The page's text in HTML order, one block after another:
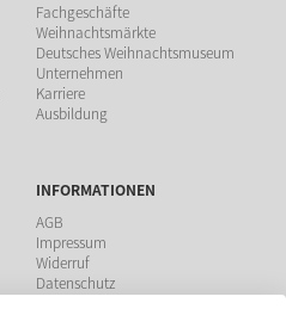
Fachgeschäfte
Weihnachtsmärkte
Deutsches Weihnachtsmuseum
Unternehmen
Karriere
Ausbildung
INFORMATIONEN
AGB
Impressum
Widerruf
Datenschutz